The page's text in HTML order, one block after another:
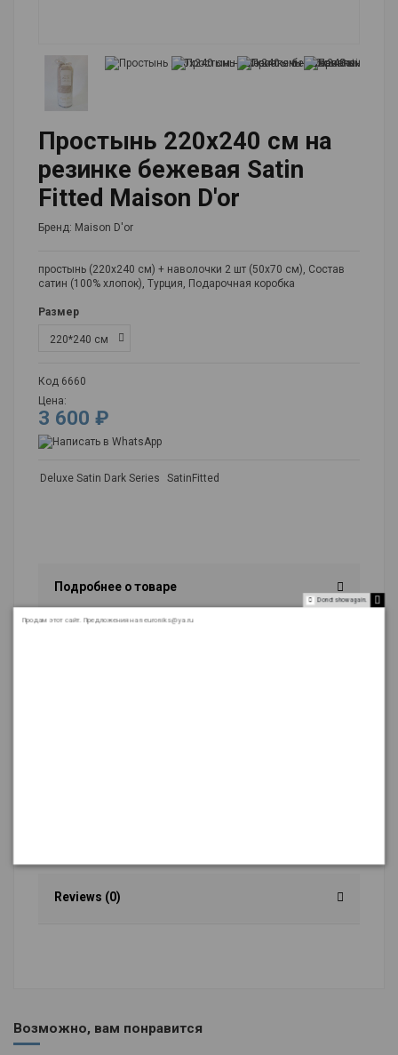
Простынь 220x240 см на
резинке бежевая Satin
Fitted Maison D'or
Бренд: Maison D'or
простынь (220х240 см) + наволочки 2 шт (50х70 см), Состав
сатин (100% хлопок), Турция, Подарочная коробка
Размер
Код 6660
Цена:
3 600 ₽
Deluxe Satin Dark Series SatinFitted
Подробнее о товаре
Reviews (0)
Возможно, вам понравится
Do not show again.
Продам этот сайт. Предложения на neuroniks@ya.ru